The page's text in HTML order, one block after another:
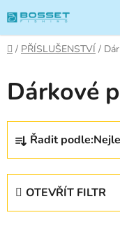
na
obsah
Domů
/ PŘÍSLUŠENSTVÍ /
Dárkové
Ř
z
Řadit podle:
OTEVŘÍT FILTR